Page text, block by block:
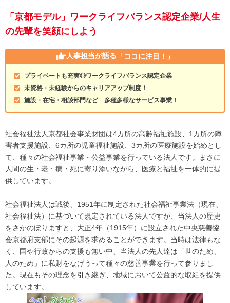
「京都モデル」ワークライフバランス認定企業/人生
の先輩を笑顔にしよう
人事担当が語る 「ココに注目！」
プライベートも充実◎ワークライフバランス認定企業
未資格・未経験からのキャリアアップ制度！
施設・在宅・相談部門など 多種多様なサービス事業！
社会福祉法人京都社会事業財団は4カ所の高齢福祉施設、1カ所の障
害者支援施設、6カ所の児童福祉施設、3カ所の医療施設を始めとし
て、種々の社会福祉事業・公益事業を行っている法人です。まさに
人間の生・老・病・死に寄り添いながら、医療と福祉を一体的に提
供しています。
社会福祉法人は戦後、1951年に制定された社会福祉事業法（現在、
社会福祉法）に基づいて規定されている法人ですが、当法人の歴史
をさかのぼりますと、大正4年（1915年）に設立された中央慈善協
会京都府支部にその起源を求めることができます。当時は法律もな
く、国や行政からの支援も無い中、当法人の先人達は「世のため、
人のため」に私財をなげうって種々の慈善事業を行って参りまし
た。現在もその理念を引き継ぎ、地域において公益的な取組を提供
しています。